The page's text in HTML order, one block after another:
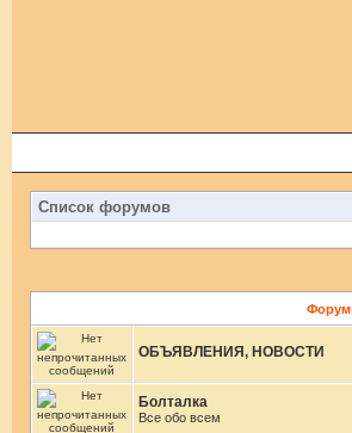
Список форумов
Форум
ОБЪЯВЛЕНИЯ, НОВОСТИ
Болталка
Все обо всем